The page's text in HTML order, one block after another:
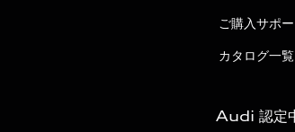
ご購入サポー
カタログ一覧
Audi 認定